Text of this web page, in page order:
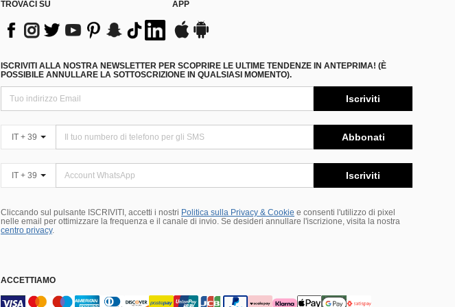
TROVACI SU APP
ISCRIVITI ALLA NOSTRA NEWSLETTER PER SCOPRIRE LE ULTIME TENDENZE IN ANTEPRIMA! (È
POSSIBILE ANNULLARE LA SOTTOSCRIZIONE IN QUALSIASI MOMENTO).
Iscriviti
IT + 39 Abbonati
IT + 39 Iscriviti
Cliccando sul pulsante ISCRIVITI, accetti i nostri Politica sulla Privacy & Cookie e consenti l'utilizzo di pixel
nelle email per ottimizzare la frequenza e il canale di invio. Se desideri annullare l'iscrizione, visita la nostra
centro privacy.
ACCETTIAMO